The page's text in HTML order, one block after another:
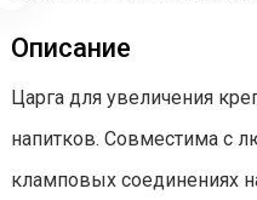
Описание
Царга для увеличения
напитков. Совместима с
кламповых соединениях